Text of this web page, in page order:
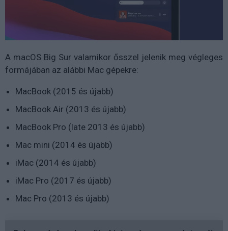
A macOS Big Sur valamikor ősszel jelenik meg végleges
formájában az alábbi Mac gépekre:
MacBook (2015 és újabb)
MacBook Air (2013 és újabb)
MacBook Pro (late 2013 és újabb)
Mac mini (2014 és újabb)
iMac (2014 és újabb)
iMac Pro (2017 és újabb)
Mac Pro (2013 és újabb)